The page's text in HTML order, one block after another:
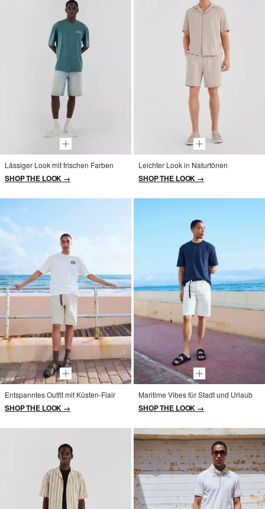
Lässiger Look mit frischen Farben
SHOP THE LOOK →
Leichter Look in Naturtönen
SHOP THE LOOK →
Entspanntes Outfit mit Küsten-Flair
SHOP THE LOOK →
Maritime Vibes für Stadt und Urlaub
SHOP THE LOOK →